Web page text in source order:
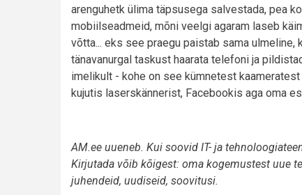
arenguhetk ülima täpsusega salvestada, pea
mobiilseadmeid, mõni veelgi agaram laseb
võtta... eks see praegu paistab sama
tänavanurgal taskust haarata telefoni ja
imelikult - kohe on see kümnetest
kujutis laserskännerist, Facebookis aga oma
AM.ee uueneb. Kui soovid IT- ja
Kirjutada võib kõigest: oma kogemustest uue
juhendeid, uudiseid, soovitusi.